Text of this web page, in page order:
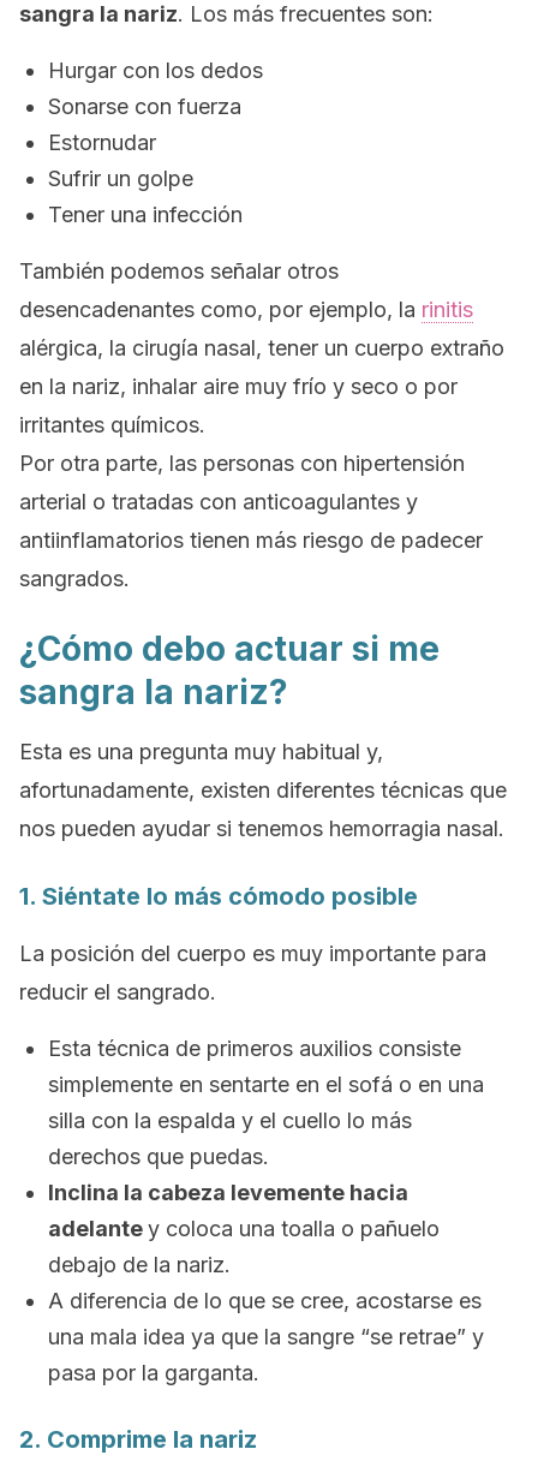
sangra la nariz. Los más frecuentes son:
Hurgar con los dedos
Sonarse con fuerza
Estornudar
Sufrir un golpe
Tener una infección
También podemos señalar otros
desencadenantes como, por ejemplo, la rinitis
alérgica, la cirugía nasal, tener un cuerpo extraño
en la nariz, inhalar aire muy frío y seco o por
irritantes químicos.
Por otra parte, las personas con hipertensión
arterial o tratadas con anticoagulantes y
antiinflamatorios tienen más riesgo de padecer
sangrados.
¿Cómo debo actuar si me
sangra la nariz?
Esta es una pregunta muy habitual y,
afortunadamente, existen diferentes técnicas que
nos pueden ayudar si tenemos hemorragia nasal.
1. Siéntate lo más cómodo posible
La posición del cuerpo es muy importante para
reducir el sangrado.
Esta técnica de primeros auxilios consiste
simplemente en sentarte en el sofá o en una
silla con la espalda y el cuello lo más
derechos que puedas.
Inclina la cabeza levemente hacia
adelantey coloca una toalla o pañuelo
debajo de la nariz.
A diferencia de lo que se cree, acostarse es
una mala idea ya que la sangre “se retrae” y
pasa por la garganta.
2. Comprime la nariz